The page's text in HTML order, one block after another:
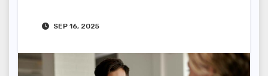
SEP 16, 2025